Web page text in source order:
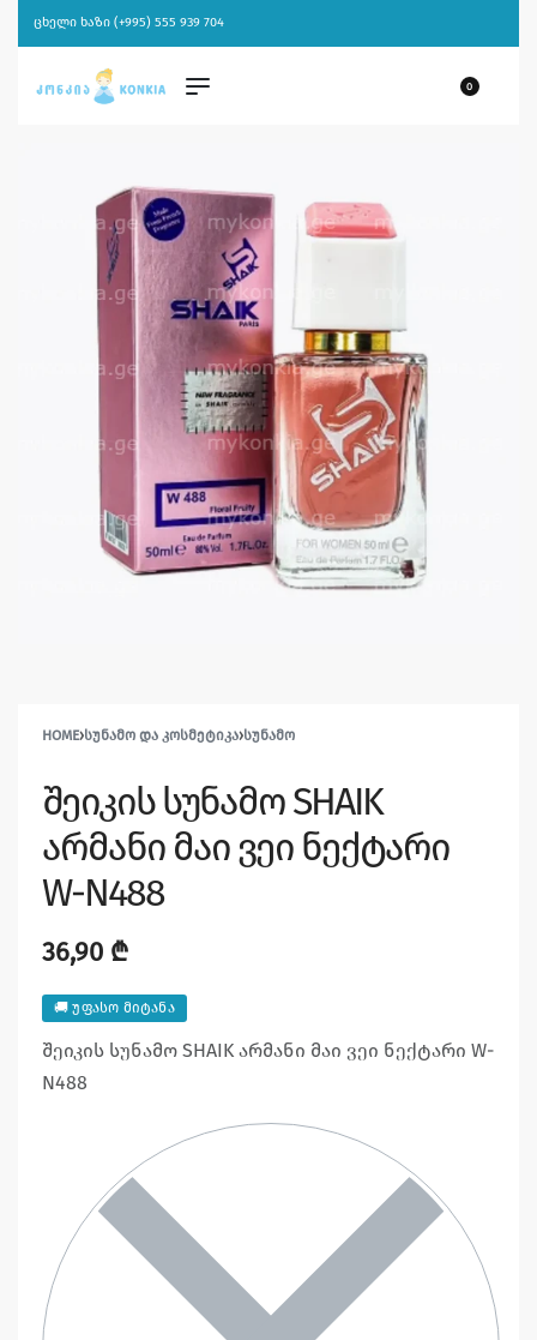
ცხელი ხაზი (+995) 555 939 704
0
HOME›ᲡᲣᲜᲐᲛᲝ ᲓᲐ ᲙᲝᲡᲛᲔᲢᲘᲙᲐ›ᲡᲣᲜᲐᲛᲝ
შეიკის სუნამო SHAIK
არმანი მაი ვეი ნექტარი
W-N488
36,90 ₾
🚚 უფასო მიტანა
შეიკის სუნამო SHAIK არმანი მაი ვეი ნექტარი W-
N488